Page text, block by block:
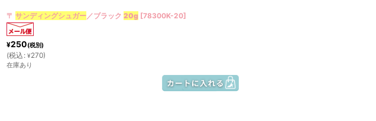
〒 サンディングシュガー／ブラック 20g [78300K-20]
¥250(税別)
(税込 : ¥270)
在庫あり